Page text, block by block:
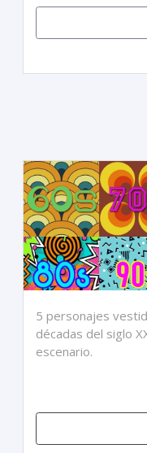
5 personajes
décadas del siglo
escenario.